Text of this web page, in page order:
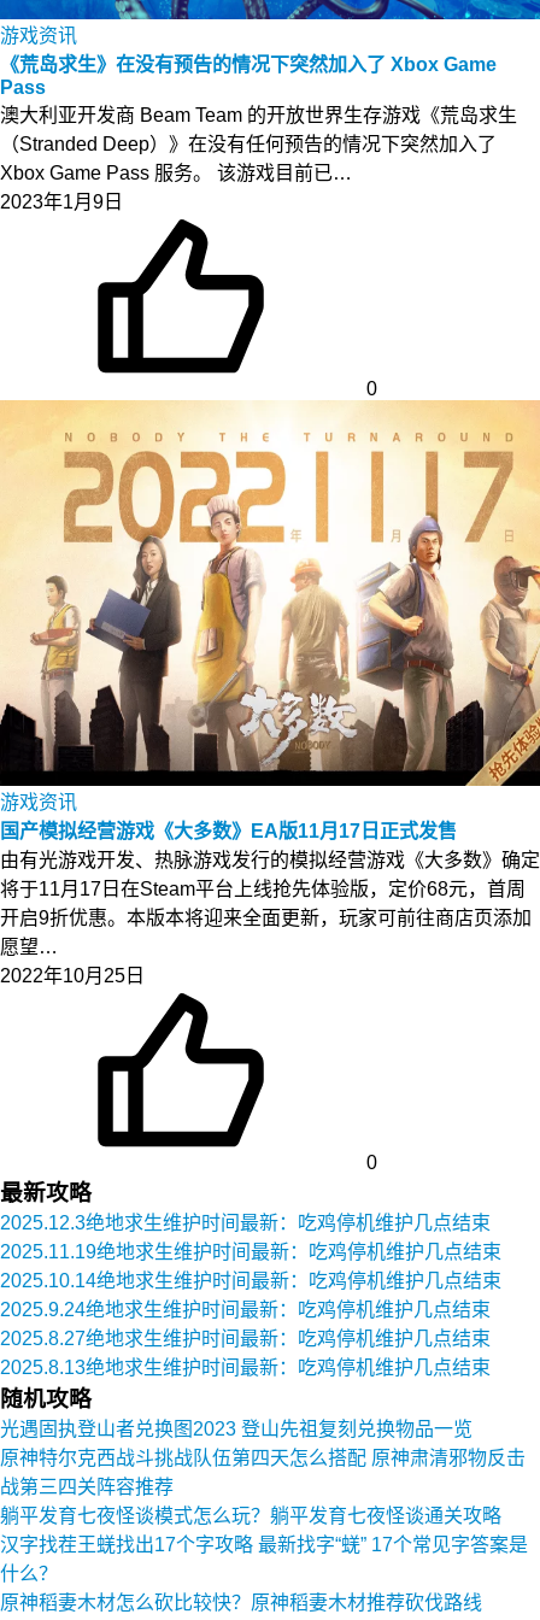
游戏资讯
《荒岛求生》在没有预告的情况下突然加入了 Xbox Game
Pass
澳大利亚开发商 Beam Team 的开放世界生存游戏《荒岛求生
（Stranded Deep）》在没有任何预告的情况下突然加入了
Xbox Game Pass 服务。 该游戏目前已…
2023年1月9日
0
游戏资讯
国产模拟经营游戏《大多数》EA版11月17日正式发售
由有光游戏开发、热脉游戏发行的模拟经营游戏《大多数》确定
将于11月17日在Steam平台上线抢先体验版，定价68元，首周
开启9折优惠。本版本将迎来全面更新，玩家可前往商店页添加
愿望…
2022年10月25日
0
最新攻略
2025.12.3绝地求生维护时间最新：吃鸡停机维护几点结束
2025.11.19绝地求生维护时间最新：吃鸡停机维护几点结束
2025.10.14绝地求生维护时间最新：吃鸡停机维护几点结束
2025.9.24绝地求生维护时间最新：吃鸡停机维护几点结束
2025.8.27绝地求生维护时间最新：吃鸡停机维护几点结束
2025.8.13绝地求生维护时间最新：吃鸡停机维护几点结束
随机攻略
光遇固执登山者兑换图2023 登山先祖复刻兑换物品一览
原神特尔克西战斗挑战队伍第四天怎么搭配 原神肃清邪物反击
战第三四关阵容推荐
躺平发育七夜怪谈模式怎么玩？躺平发育七夜怪谈通关攻略
汉字找茬王蜣找出17个字攻略 最新找字“蜣” 17个常见字答案是
什么？
原神稻妻木材怎么砍比较快？原神稻妻木材推荐砍伐路线